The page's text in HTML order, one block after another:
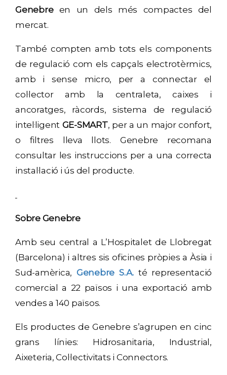
Genebreen un dels més compactes del
mercat.
També compten amb tots els components
de regulació com els capçals electrotèrmics,
amb i sense micro, per a connectar el
col·lector amb la centraleta, caixes i
ancoratges, ràcords, sistema de regulació
intel·ligent GE-SMART, per a un major confort,
o filtres lleva llots. Genebre recomana
consultar les instruccions per a una correcta
instal·lació i ús del producte.
Sobre Genebre
Amb seu central a L’Hospitalet de Llobregat
(Barcelona) i altres sis oficines pròpies a Àsia i
Sud-amèrica, Genebre S.A. té representació
comercial a 22 països i una exportació amb
vendes a 140 països.
Els productes de Genebre s’agrupen en cinc
grans línies: Hidrosanitaria, Industrial,
Aixeteria, Col·lectivitats i Connectors.